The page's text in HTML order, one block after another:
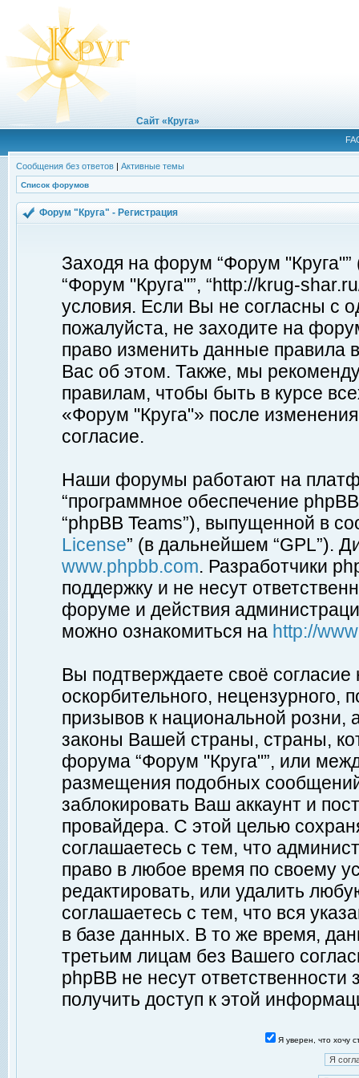
Сайт «Круга»
Сообщения без ответов | Активные темы
Список форумов
Форум "Круга" - Регистрация
Заходя на форум “Форум
“Форум "Круга"”, “http://krug-
условия. Если Вы не согласны с
пожалуйста, не заходите на
право изменить данные правила
Вас об этом. Также, мы
правилам, чтобы быть в курсе
«Форум "Круга"» после
согласие.
Наши форумы работают на
“программное обеспечение
“phpBB Teams”), выпущенной в
License” (в дальнейшем “GPL”).
www.phpbb.com. Разработчики
поддержку и не несут
форуме и действия
можно ознакомиться на http://
Вы подтверждаете своё
оскорбительного, нецензурного,
призывов к национальной
законы Вашей страны, страны,
форума “Форум "Круга"”, или
размещения подобных
заблокировать Ваш аккаунт и
провайдера. С этой целью
соглашаетесь с тем, что
право в любое время по своему
редактировать, или удалить
соглашаетесь с тем, что вся
в базе данных. В то же время,
третьим лицам без Вашего
phpBB не несут ответственности
получить доступ к этой
Я уверен, что хочу